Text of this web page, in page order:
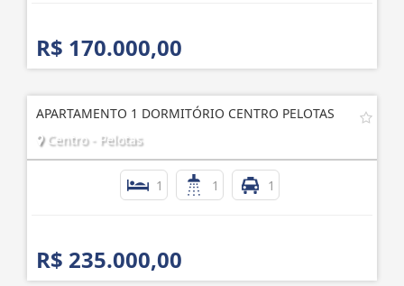
R$ 170.000,00
APARTAMENTO 1 DORMITÓRIO CENTRO PELOTAS
Centro - Pelotas
1 1 1
R$ 235.000,00